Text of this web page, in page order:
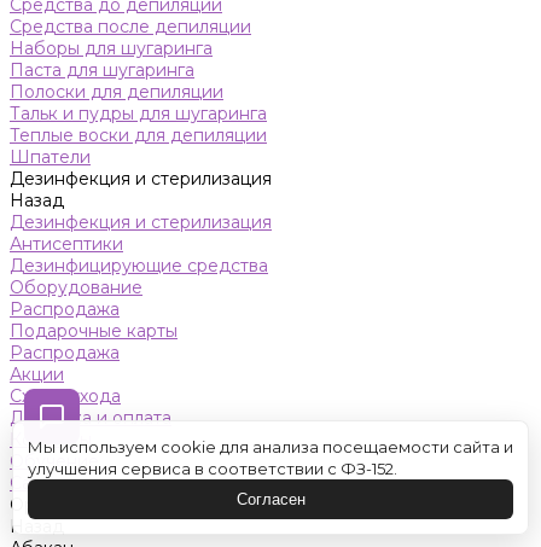
Средства до депиляции
Средства после депиляции
Наборы для шугаринга
Паста для шугаринга
Полоски для депиляции
Тальк и пудры для шугаринга
Теплые воски для депиляции
Шпатели
Дезинфекция и стерилизация
Назад
Дезинфекция и стерилизация
Антисептики
Дезинфицирующие средства
Оборудование
Распродажа
Подарочные карты
Распродажа
Акции
Схемы ухода
Доставка и оплата
Контакты
Обучение
Салон красоты
Оренбург
Назад
Мы используем cookie для анализа посещаемости сайта и
улучшения сервиса в соответствии с ФЗ-152.
Согласен